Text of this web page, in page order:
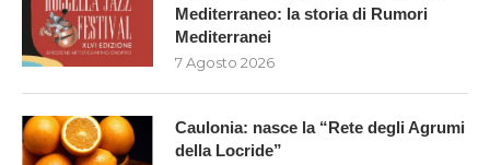
Mediterraneo: la storia di Rumori
Mediterranei
7 Agosto 2026
Caulonia: nasce la “Rete degli Agrumi
della Locride”